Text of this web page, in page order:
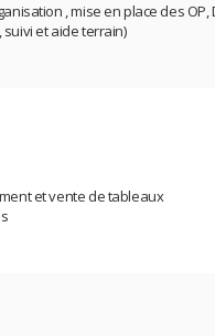
, mise en place des
et aide terrain)
et vente de tableaux